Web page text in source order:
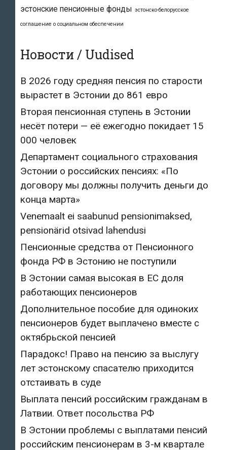
эстонские пенсионные фонды эстонско-белорусское
соглашение о социальном обеспечении
Новости / Uudised
В 2026 году средняя пенсия по старости
вырастет в Эстонии до 861 евро
Вторая пенсионная ступень в Эстонии
несёт потери — её ежегодно покидает 15
000 человек
Департамент социального страхования
Эстонии о российских пенсиях: «По
договору мы должны получить деньги до
конца марта»
Venemaalt ei saabunud pensionimaksed,
pensionärid otsivad lahendusi
Пенсионные средства от Пенсионного
фонда РФ в Эстонию не поступили
В Эстонии самая высокая в ЕС доля
работающих пенсионеров
Дополнительное пособие для одиноких
пенсионеров будет выплачено вместе с
октябрьской пенсией
Парадокс! Право на пенсию за выслугу
лет эстонскому спасателю приходится
отстаивать в суде
Выплата пенсий российским гражданам в
Латвии. Ответ посольства РФ
В Эстонии проблемы с выплатами пенсий
российским пенсионерам в 3-м квартале